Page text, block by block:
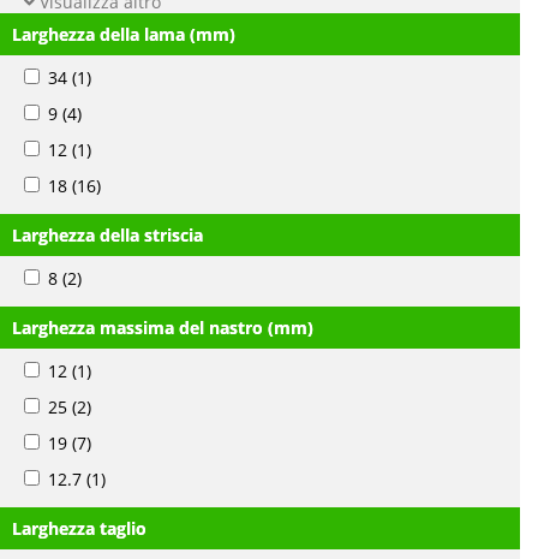
Larghezza della lama (mm)
34 (1)
9 (4)
12 (1)
18 (16)
Larghezza della striscia
8 (2)
Larghezza massima del nastro (mm)
12 (1)
25 (2)
19 (7)
12.7 (1)
Larghezza taglio